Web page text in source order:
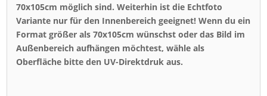
70x105cm möglich sind. Weiterhin ist die Echtfoto
Variante nur für den Innenbereich geeignet! Wenn du ein
Format größer als 70x105cm wünschst oder das Bild im
Außenbereich aufhängen möchtest, wähle als
Oberfläche bitte den UV-Direktdruk aus.